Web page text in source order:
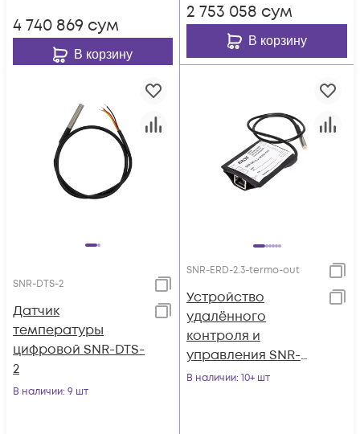
4 740 869 сум
В корзину
2 753 058 сум
В корзину
SNR-DTS-2
Датчик
температуры
цифровой SNR-DTS-
2
В наличии: 9 шт
SNR-ERD-2.3-termo-out
Устройство
удалённого
контроля и
управления SNR-
ERD-2.3-termo-out с
В наличии: 10+ шт